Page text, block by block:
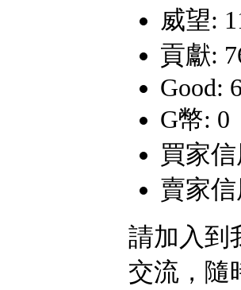
威望:
貢獻:
Good: 6
G幣: 0
買家
賣家
請加入到
交流，隨